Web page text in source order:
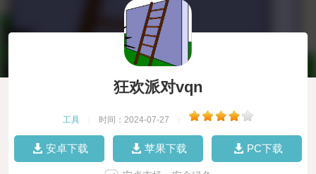
狂欢派对vqn
工具 时间：2024-07-27
安卓下载 苹果下载 PC下载